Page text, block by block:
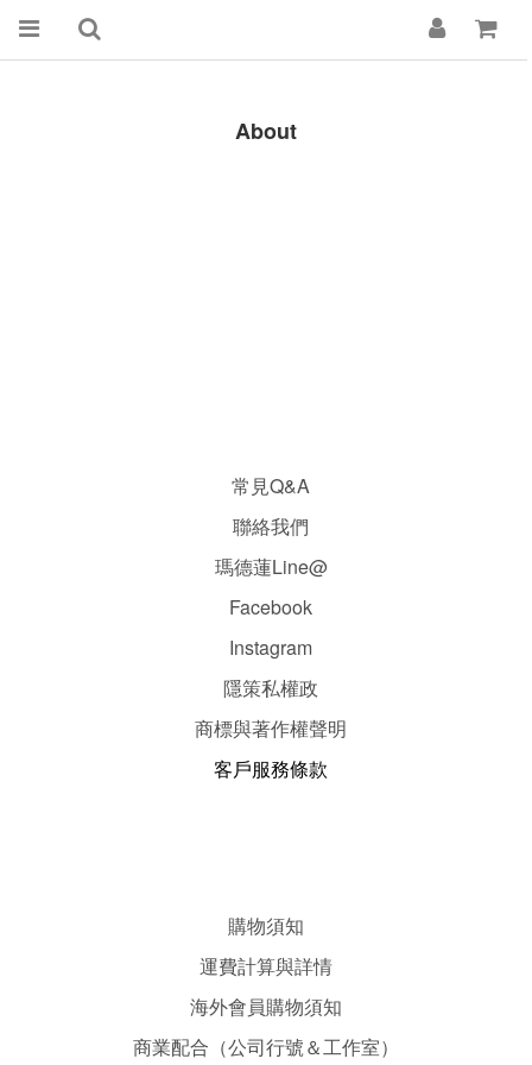
About
常見Q&A
聯絡我們
瑪德蓮Line@
Facebook
Instagram
隱策私權政
商標與著作權聲明
客戶服務條款
購物須知
運費計算與詳情
海外會員購物須知
商業配合（公司行號＆工作室）